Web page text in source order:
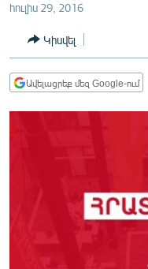
ՏՆՏԵՍՈՒԹՅՈՒՆ
ՂԱՐԱԲԱՂ
հուլիս 29, 2016
Կիսվել
Ավելացրեք մեզ Google-ում